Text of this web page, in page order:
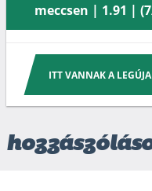
meccsen | 1.91 |
ITT VANNAK A